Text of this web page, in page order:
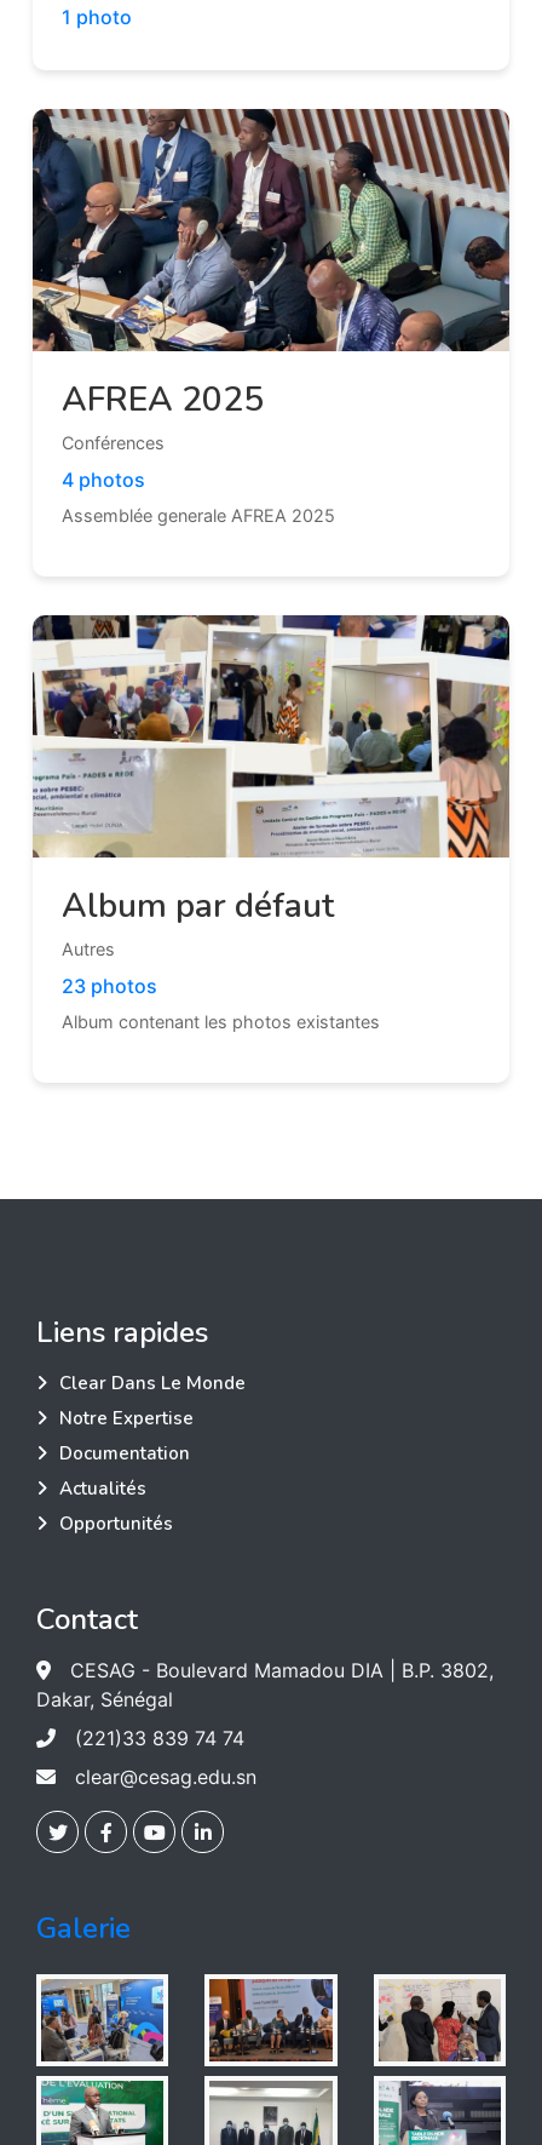
1 photo
AFREA 2025
Conférences
4 photos
Assemblée generale AFREA 2025
Album par défaut
Autres
23 photos
Album contenant les photos existantes
Liens rapides
Clear Dans Le Monde
Notre Expertise
Documentation
Actualités
Opportunités
Contact
CESAG - Boulevard Mamadou DIA | B.P. 3802,
Dakar, Sénégal
(221)33 839 74 74
clear@cesag.edu.sn
Galerie